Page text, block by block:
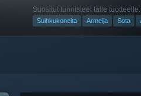
Suositut tunnisteet tälle tuotteelle:
Suihkukoneita Armeija Sota